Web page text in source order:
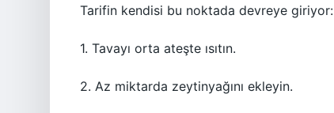
Tarifin kendisi bu noktada devreye giriyor:
1. Tavayı orta ateşte ısıtın.
2. Az miktarda zeytinyağını ekleyin.